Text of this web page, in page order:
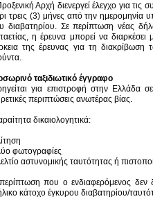
Αρχή διενεργεί έλεγχο για
τρεις (3) μήνες από την ημερομηνία
διαβατηρίου. Σε περίπτωση νέας
η έρευνα μπορεί να
της έρευνας για τη
ταξιδιωτικό έγγραφο
για επιστροφή στην Ελλάδα
περιπτώσεις ανωτέρας βίας.
δικαιολογητικά:
φωτογραφίες
αστυνομικής ταυτότητας ή
που ο ενδιαφερόμενος δεν
κάτοχο έγκυρου διαβατηρίου/